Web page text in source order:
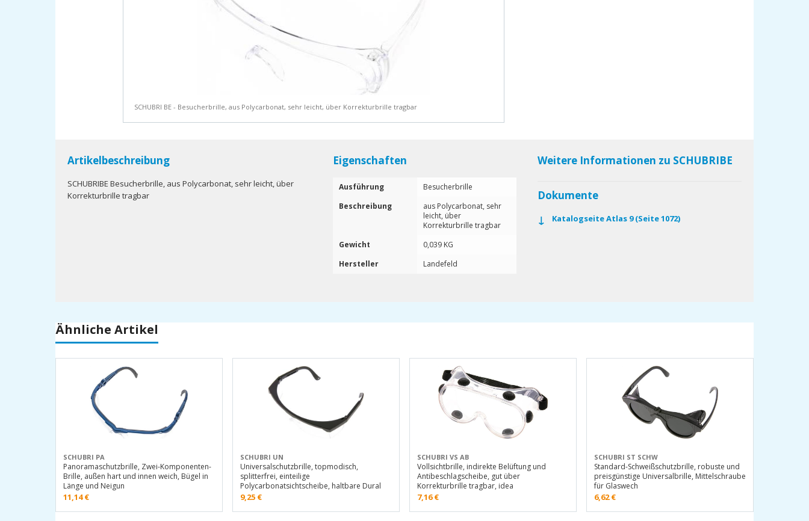
SCHUBRI BE - Besucherbrille, aus Polycarbonat, sehr leicht, über Korrekturbrille tragbar
Artikelbeschreibung
SCHUBRIBE Besucherbrille, aus Polycarbonat, sehr leicht, über
Korrekturbrille tragbar
Eigenschaften
Ausführung
Besucherbrille
Beschreibung
aus Polycarbonat, sehr
leicht, über
Korrekturbrille tragbar
Gewicht
0,039 KG
Hersteller
Landefeld
Weitere Informationen zu SCHUBRIBE
Dokumente
Katalogseite Atlas 9 (Seite 1072)
Ähnliche Artikel
SCHUBRI PA
Panoramaschutzbrille, Zwei-Komponenten-
Brille, außen hart und innen weich, Bügel in
Länge und Neigun
11,14€
SCHUBRI UN
Universalschutzbrille, topmodisch,
splitterfrei, einteilige
Polycarbonatsichtscheibe, haltbare Dural
9,25 €
SCHUBRI VS AB
Vollsichtbrille, indirekte Belüftung und
Antibeschlagscheibe, gut über
Korrekturbrille tragbar, idea
7,16€
SCHUBRI ST SCHW
Standard-Schweißschutzbrille, robuste und
preisgünstige Universalbrille, Mittelschraube
für Glaswech
6,62€